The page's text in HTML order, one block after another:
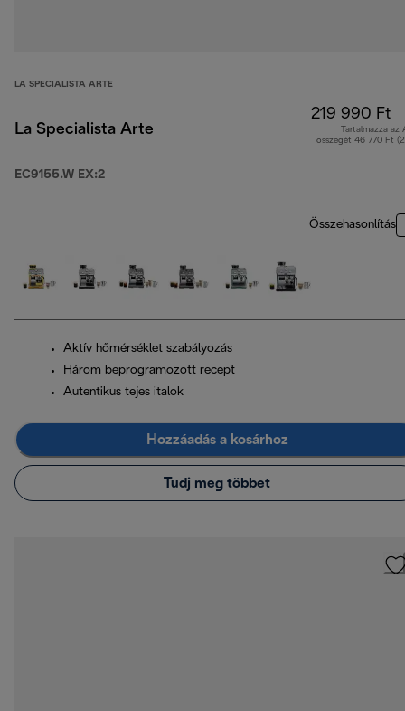
LA SPECIALISTA ARTE
La Specialista Arte
EC9155.W EX:2
219 990 Ft
Tartalmazza az
összegét 46 770 Ft
Összehasonlítás
Aktív hőmérséklet szabályozás
Három beprogramozott recept
Autentikus tejes italok
Hozzáadás a kosárhoz
Tudj meg többet